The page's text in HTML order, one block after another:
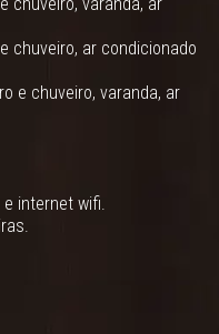
chuveiro, ar condicionado
e chuveiro, varanda, ar
internet wifi.